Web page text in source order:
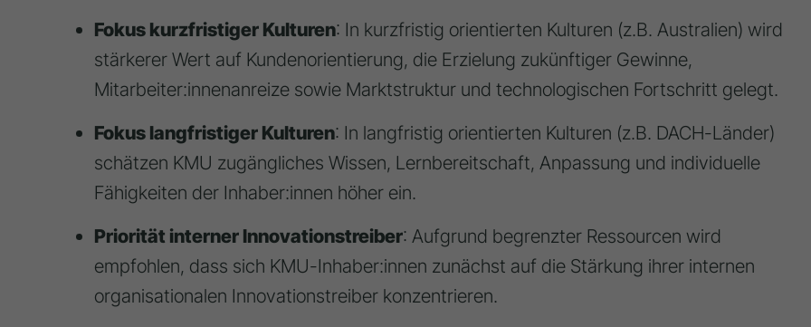
Fokus kurzfristiger Kulturen: In kurzfristig orientierten Kulturen (z.B. Australien) wird
stärkerer Wert auf Kundenorientierung, die Erzielung zukünftiger Gewinne,
Mitarbeiter:innenanreize sowie Marktstruktur und technologischen Fortschritt gelegt.
Fokus langfristiger Kulturen: In langfristig orientierten Kulturen (z.B. DACH-Länder)
schätzen KMU zugängliches Wissen, Lernbereitschaft, Anpassung und individuelle
Fähigkeiten der Inhaber:innen höher ein.
Priorität interner Innovationstreiber: Aufgrund begrenzter Ressourcen wird
empfohlen, dass sich KMU-Inhaber:innen zunächst auf die Stärkung ihrer internen
organisationalen Innovationstreiber konzentrieren.